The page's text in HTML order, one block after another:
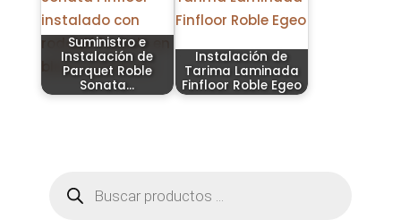
Suministro e
Instalación de
Parquet Roble
Sonata…
Instalación de
Tarima Laminada
Finfloor Roble Egeo
productos